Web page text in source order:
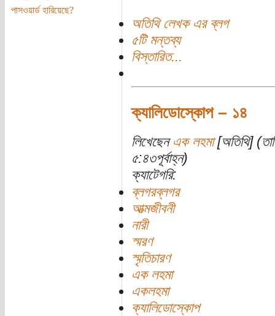
পাসওয়ার্ড হারিয়েছে?
অতিথি লেখক এর ব্লগ
৫টি মন্তব্য
বিস্তারিত...
ক্যালিডোস্কোপ – ১৪
লিখেছেন এক লহমা[অতিথি]
৫:৪৩পূর্বাহ্ন)
ক্যাটেগরি:
ব্লগরব্লগর
আত্মজীবনী
নারী
স্মরণ
স্মৃতিচারণ
এক লহমা
একলহমা
ক্যালিডোস্কোপ